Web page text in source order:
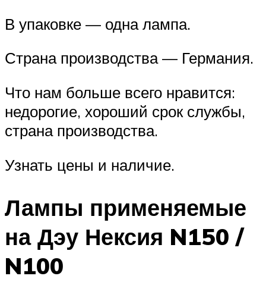
В упаковке — одна лампа.
Страна производства — Германия.
Что нам больше всего нравится:
недорогие, хороший срок службы,
страна производства.
Узнать цены и наличие.
Лампы применяемые
на Дэу Нексия N150 /
N100